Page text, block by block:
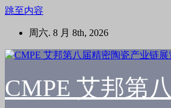
跳至内容
周六. 8 月 8th, 2026
CMPE 艾邦第